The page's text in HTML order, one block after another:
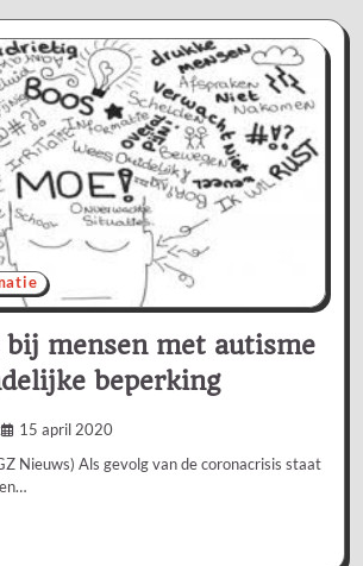
bij mensen met autisme
beperking
15 april 2020
Nieuws) Als gevolg van de coronacrisis staat